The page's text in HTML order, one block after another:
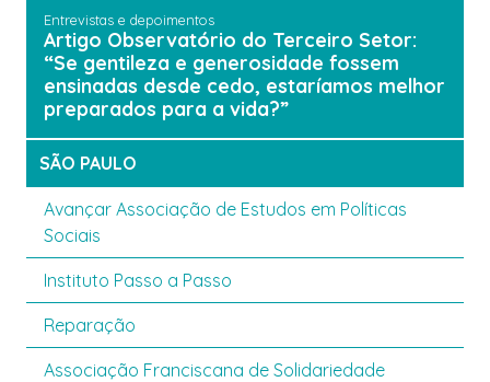
Entrevistas e depoimentos
Artigo Observatório do Terceiro Setor:
“Se gentileza e generosidade fossem
ensinadas desde cedo, estaríamos melhor
preparados para a vida?”
SÃO PAULO
Avançar Associação de Estudos em Políticas
Sociais
Instituto Passo a Passo
Reparação
Associação Franciscana de Solidariedade